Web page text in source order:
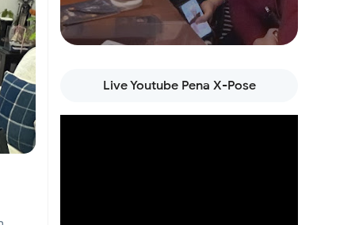
Read more
Live Youtube Pena X-Pose